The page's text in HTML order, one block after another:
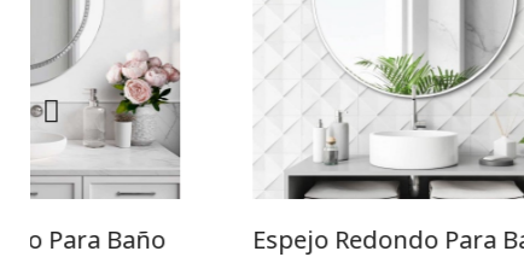
Para Baño
Espejo Redondo Para